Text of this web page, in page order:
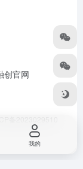
创官网
我的